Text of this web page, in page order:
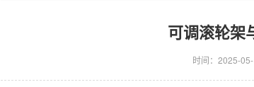
可调滚轮架
时间：2025-